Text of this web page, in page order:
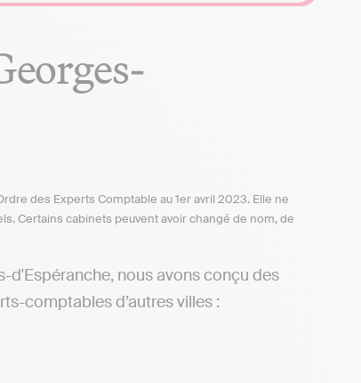
des Experts Comptable au 1er avril 2023. Elle ne
Certains cabinets peuvent avoir changé de nom, de
nous avons conçu des
comptables d’autres villes :